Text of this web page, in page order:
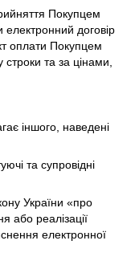
Покупцем
електронний договір
оплати Покупцем
та за цінами,
іншого, наведені
та супровідні
України «про
або реалізації
електронної